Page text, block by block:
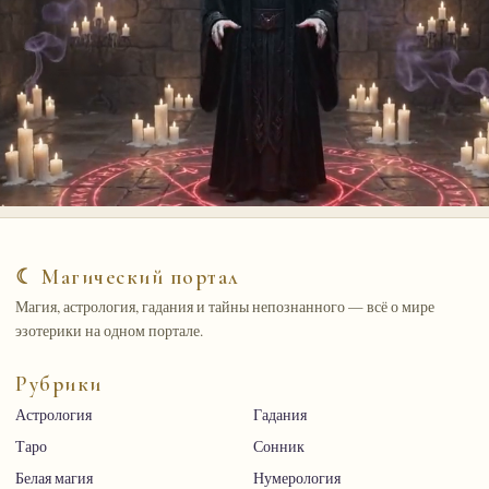
☾ Магический портал
Магия, астрология, гадания и тайны непознанного — всё о мире
эзотерики на одном портале.
Рубрики
Астрология
Гадания
Таро
Сонник
Белая магия
Нумерология